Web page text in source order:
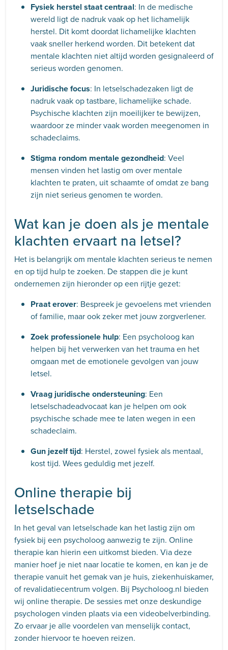
Fysiek herstel staat centraal: In de medische
wereld ligt de nadruk vaak op het lichamelijk
herstel. Dit komt doordat lichamelijke klachten
vaak sneller herkend worden. Dit betekent dat
mentale klachten niet altijd worden gesignaleerd of
serieus worden genomen.
Juridische focus: In letselschadezaken ligt de
nadruk vaak op tastbare, lichamelijke schade.
Psychische klachten zijn moeilijker te bewijzen,
waardoor ze minder vaak worden meegenomen in
schadeclaims.
Stigma rondom mentale gezondheid: Veel
mensen vinden het lastig om over mentale
klachten te praten, uit schaamte of omdat ze bang
zijn niet serieus genomen te worden.
Wat kan je doen als je mentale
klachten ervaart na letsel?
Het is belangrijk om mentale klachten serieus te nemen
en op tijd hulp te zoeken. De stappen die je kunt
ondernemen zijn hieronder op een rijtje gezet:
Praat erover: Bespreek je gevoelens met vrienden
of familie, maar ook zeker met jouw zorgverlener.
Zoek professionele hulp: Een psycholoog kan
helpen bij het verwerken van het trauma en het
omgaan met de emotionele gevolgen van jouw
letsel.
Vraag juridische ondersteuning: Een
letselschadeadvocaat kan je helpen om ook
psychische schade mee te laten wegen in een
schadeclaim.
Gun jezelf tijd: Herstel, zowel fysiek als mentaal,
kost tijd. Wees geduldig met jezelf.
Online therapie bij
letselschade
In het geval van letselschade kan het lastig zijn om
fysiek bij een psycholoog aanwezig te zijn. Online
therapie kan hierin een uitkomst bieden. Via deze
manier hoef je niet naar locatie te komen, en kan je de
therapie vanuit het gemak van je huis, ziekenhuiskamer,
of revalidatiecentrum volgen. Bij Psycholoog.nl bieden
wij online therapie. De sessies met onze deskundige
psychologen vinden plaats via een videobelverbinding.
Zo ervaar je alle voordelen van menselijk contact,
zonder hiervoor te hoeven reizen.